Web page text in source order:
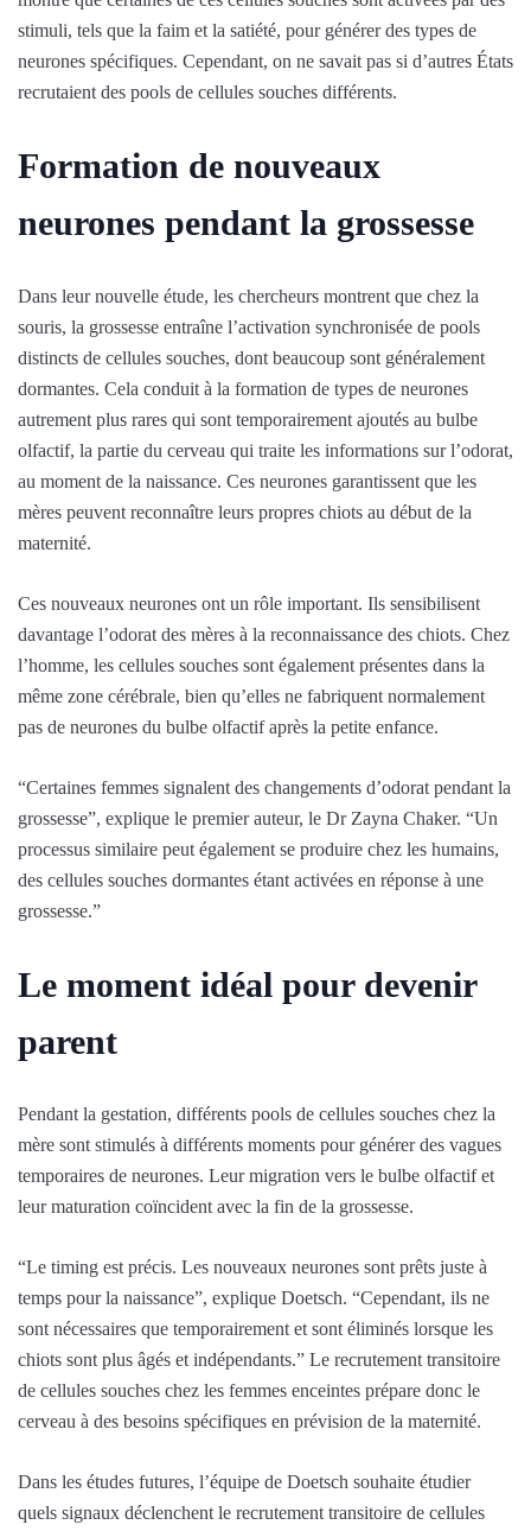
stimuli, tels que la faim et la satiété, pour générer des types de
neurones spécifiques. Cependant, on ne savait pas si d’autres États
recrutaient des pools de cellules souches différents.
Formation de nouveaux
neurones pendant la grossesse
Dans leur nouvelle étude, les chercheurs montrent que chez la
souris, la grossesse entraîne l’activation synchronisée de pools
distincts de cellules souches, dont beaucoup sont généralement
dormantes. Cela conduit à la formation de types de neurones
autrement plus rares qui sont temporairement ajoutés au bulbe
olfactif, la partie du cerveau qui traite les informations sur l’odorat,
au moment de la naissance. Ces neurones garantissent que les
mères peuvent reconnaître leurs propres chiots au début de la
maternité.
Ces nouveaux neurones ont un rôle important. Ils sensibilisent
davantage l’odorat des mères à la reconnaissance des chiots. Chez
l’homme, les cellules souches sont également présentes dans la
même zone cérébrale, bien qu’elles ne fabriquent normalement
pas de neurones du bulbe olfactif après la petite enfance.
“Certaines femmes signalent des changements d’odorat pendant la
grossesse”, explique le premier auteur, le Dr Zayna Chaker. “Un
processus similaire peut également se produire chez les humains,
des cellules souches dormantes étant activées en réponse à une
grossesse.”
Le moment idéal pour devenir
parent
Pendant la gestation, différents pools de cellules souches chez la
mère sont stimulés à différents moments pour générer des vagues
temporaires de neurones. Leur migration vers le bulbe olfactif et
leur maturation coïncident avec la fin de la grossesse.
“Le timing est précis. Les nouveaux neurones sont prêts juste à
temps pour la naissance”, explique Doetsch. “Cependant, ils ne
sont nécessaires que temporairement et sont éliminés lorsque les
chiots sont plus âgés et indépendants.” Le recrutement transitoire
de cellules souches chez les femmes enceintes prépare donc le
cerveau à des besoins spécifiques en prévision de la maternité.
Dans les études futures, l’équipe de Doetsch souhaite étudier
quels signaux déclenchent le recrutement transitoire de cellules